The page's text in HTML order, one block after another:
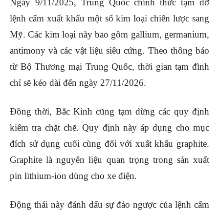
Ngày 9/11/2025, Trung Quốc chính thức tạm dỡ
lệnh cấm xuất khẩu một số kim loại chiến lược sang
Mỹ. Các kim loại này bao gồm gallium, germanium,
antimony và các vật liệu siêu cứng. Theo thông báo
từ Bộ Thương mại Trung Quốc, thời gian tạm đình
chỉ sẽ kéo dài đến ngày 27/11/2026.
Đồng thời, Bắc Kinh cũng tạm dừng các quy định
kiểm tra chặt chẽ. Quy định này áp dụng cho mục
đích sử dụng cuối cùng đối với xuất khẩu graphite.
Graphite là nguyên liệu quan trọng trong sản xuất
pin lithium-ion dùng cho xe điện.
Động thái này đánh dấu sự đảo ngược của lệnh cấm